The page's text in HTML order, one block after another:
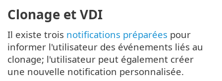
Clonage et VDI
Il existe trois notifications préparées pour
informer l'utilisateur des événements liés au
clonage; l'utilisateur peut également créer
une nouvelle notification personnalisée.